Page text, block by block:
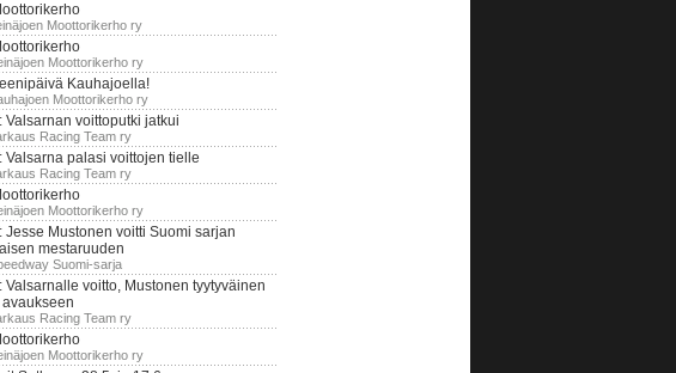
Moottorikerho ry
Moottorikerho ry
Kauhajoella!
Moottorikerho ry
Valsarnan voittoputki jatkui
Racing Team ry
Valsarna palasi voittojen tielle
Racing Team ry
Moottorikerho ry
Jesse Mustonen voitti Suomi sarjan
mestaruuden
Suomi-sarja
Valsarnalle voitto, Mustonen tyytyväinen
Racing Team ry
Moottorikerho ry